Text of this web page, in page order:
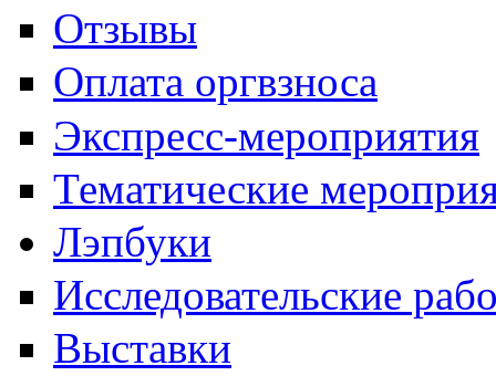
Отзывы
Оплата оргвзноса
Экспресс-мероприятия
Тематические
Лэпбуки
Исследовательские
Выставки